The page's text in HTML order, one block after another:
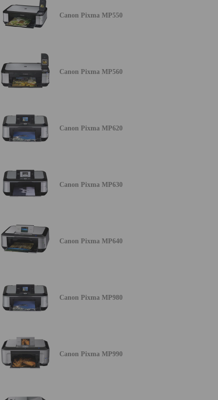
Canon Pixma MP550
Canon Pixma MP560
Canon Pixma MP620
Canon Pixma MP630
Canon Pixma MP640
Canon Pixma MP980
Canon Pixma MP990